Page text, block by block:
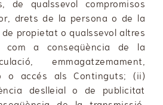
de qualssevol compromisos
drets de la persona o de la
propietat o qualssevol altres
com a conseqüència de la
emmagatzemament,
o accés als Continguts; (ii)
deslleial o de publicitat